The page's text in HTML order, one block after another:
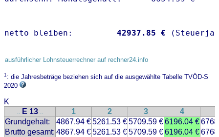
netto bleiben: 42937.85 €
ausführlicher Lohnsteuerrechner auf rechner24.info
1: die Jahresbeträge beziehen sich auf die ausgewählte Tabelle TVÖD-S
2020
K
.. E 13 .. 1 2 3 4
Grundgehalt:
4867.94 €5261.53 €5709.59 €6196.04 €
Brutto gesamt: 4867.94 €5261.53 €5709.59 €6196.04 €